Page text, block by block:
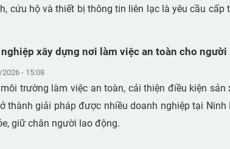
cứu hộ và thiết bị thông tin liên lạc là yêu cầu cấp
nghiệp xây dựng nơi làm việc an toàn cho
- 15:08
trường làm việc an toàn, cải thiện điều kiện
thành giải pháp được nhiều doanh nghiệp tại Ninh
giữ chân người lao động.